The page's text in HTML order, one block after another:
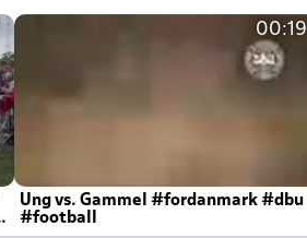
00:19
Ung vs. Gammel #fordanmark #dbu
#football